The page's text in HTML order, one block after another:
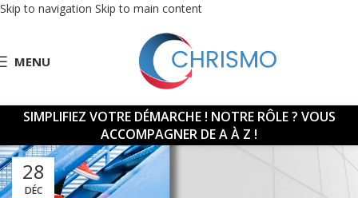
Skip to navigation Skip to main content
MENU
SIMPLIFIEZ VOTRE DÉMARCHE ! NOTRE RÔLE ? VOUS
ACCOMPAGNER DE A À Z !
28
DÉC